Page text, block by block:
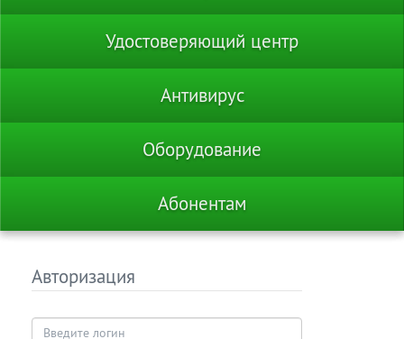
Удостоверяющий центр
Антивирус
Оборудование
Абонентам
Авторизация